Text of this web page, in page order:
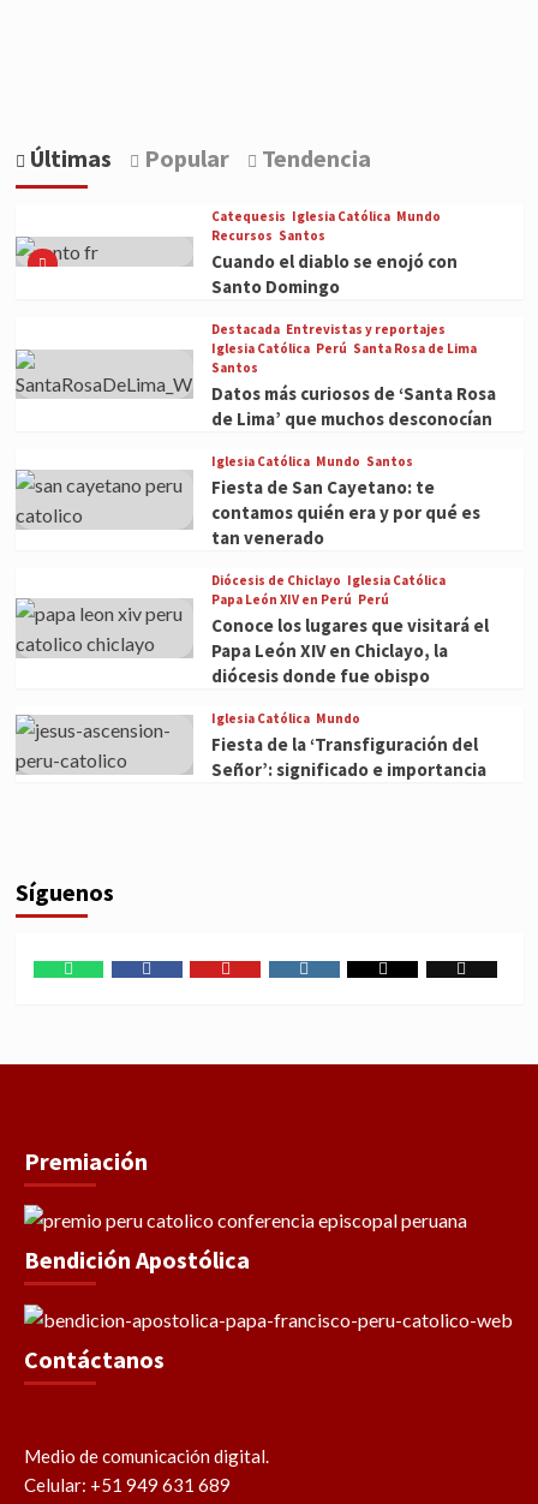
Últimas Popular Tendencia
Catequesis Iglesia Católica Mundo
Recursos Santos
Cuando el diablo se enojó con
Santo Domingo
Destacada Entrevistas y reportajes
Iglesia Católica Perú Santa Rosa de Lima
Santos
Datos más curiosos de ‘Santa Rosa
de Lima’ que muchos desconocían
Iglesia Católica Mundo Santos
Fiesta de San Cayetano: te
contamos quién era y por qué es
tan venerado
Diócesis de Chiclayo Iglesia Católica
Papa León XIV en Perú Perú
Conoce los lugares que visitará el
Papa León XIV en Chiclayo, la
diócesis donde fue obispo
Iglesia Católica Mundo
Fiesta de la ‘Transfiguración del
Señor’: significado e importancia
Síguenos
Premiación
Bendición Apostólica
Contáctanos
Medio de comunicación digital.
Celular: +51 949 631 689